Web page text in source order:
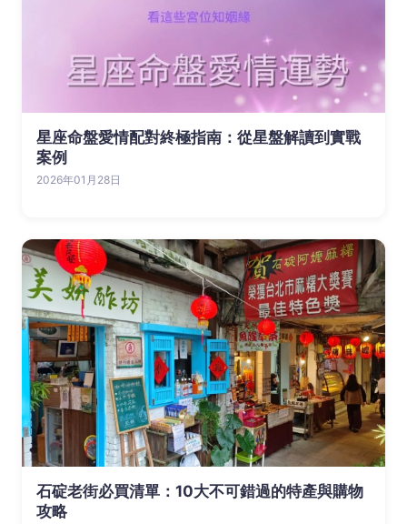
星座命盤愛情配對終極指南：從星盤解讀到實戰
案例
2026年01月28日
石碇老街必買清單：10大不可錯過的特產與購物
攻略